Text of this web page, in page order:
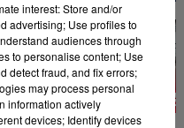
interest: Store and/or
advertising; Use profiles to
audiences through
to personalise content; Use
detect fraud, and fix errors;
may process personal
information actively
devices; Identify devices